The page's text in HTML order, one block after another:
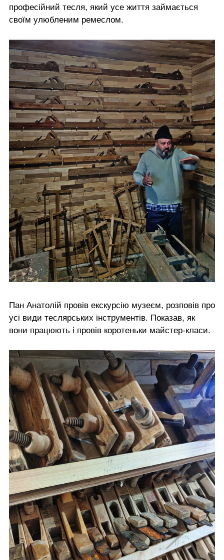
професійний тесля, який усе життя займається
своїм улюбленим ремеслом.
Пан Анатолій провів екскурсію музеєм, розповів про
усі види теслярських інструментів. Показав, як
вони працюють і провів коротеньки майстер-класи.